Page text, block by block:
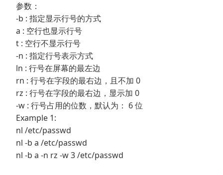
参数：
-b : 指定显示行号的方式
a : 空行也显示行号
t : 空行不显示行号
-n : 指定行号表示方式
ln : 行号在屏幕的最左边
rn : 行号在字段的最右边，且不加 0
rz : 行号在字段的最右边，显示加 0
-w : 行号占用的位数，默认为： 6 位
Example 1:
nl /etc/passwd
nl -b a /etc/passwd
nl -b a -n rz -w 3 /etc/passwd